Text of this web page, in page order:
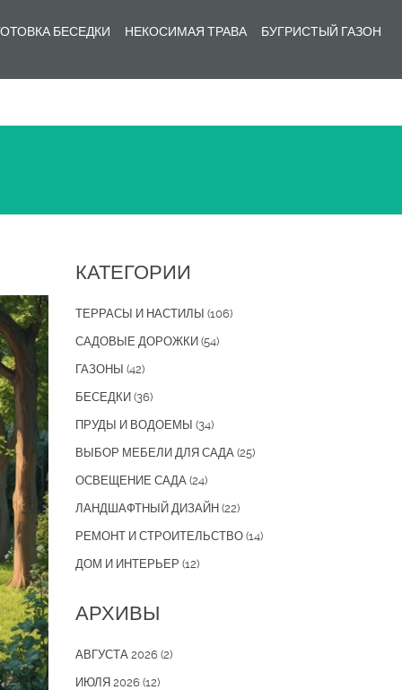
БЕСЕДКИ НЕКОСИМАЯ ТРАВА БУГРИСТЫЙ ГАЗОН
КАТЕГОРИИ
ТЕРРАСЫ И НАСТИЛЫ (106)
САДОВЫЕ ДОРОЖКИ (54)
ГАЗОНЫ (42)
БЕСЕДКИ (36)
ПРУДЫ И ВОДОЕМЫ (34)
ВЫБОР МЕБЕЛИ ДЛЯ САДА (25)
ОСВЕЩЕНИЕ САДА (24)
ЛАНДШАФТНЫЙ ДИЗАЙН (22)
РЕМОНТ И СТРОИТЕЛЬСТВО (14)
ДОМ И ИНТЕРЬЕР (12)
АРХИВЫ
АВГУСТА 2026 (2)
ИЮЛЯ 2026 (12)